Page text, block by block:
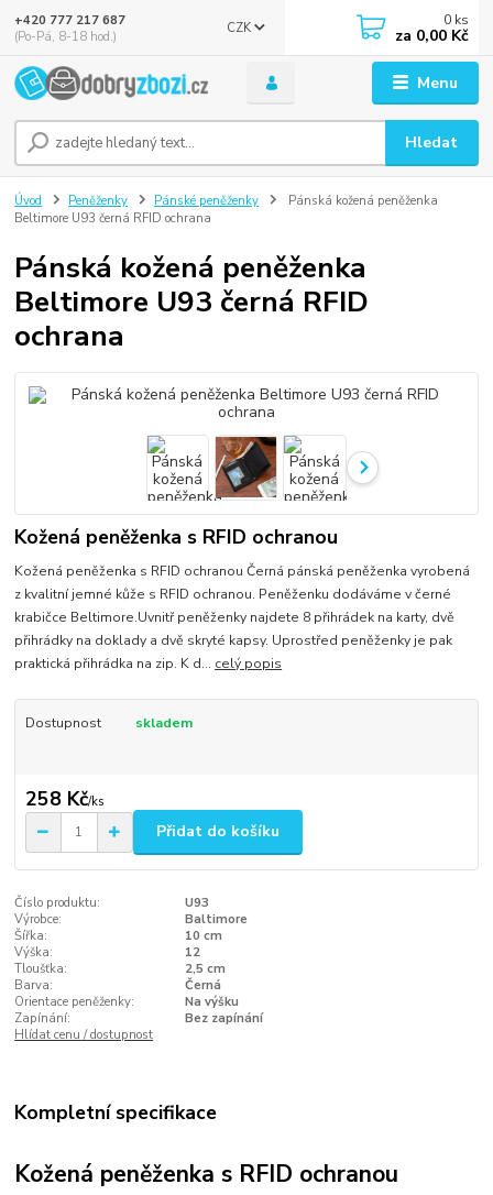
Menu
CZK
Hledat
+420 777 217 687
(Po-Pá, 8-18 hod.)
0 ks
za 0,00 Kč
Úvod Peněženky Pánské peněženky
Pánská kožená peněženka
Beltimore U93 černá RFID ochrana
Pánská kožená peněženka
Beltimore U93 černá RFID
ochrana
Kožená peněženka s RFID ochranou
Kožená peněženka s RFID ochranou Černá pánská peněženka vyrobená
z kvalitní jemné kůže s RFID ochranou. Peněženku dodáváme v černé
krabičce Beltimore.Uvnitř peněženky najdete 8 přihrádek na karty, dvě
přihrádky na doklady a dvě skryté kapsy. Uprostřed peněženky je pak
praktická přihrádka na zip. K d... celý popis
Dostupnost skladem
258 Kč/ks
Přidat do košíku
Číslo produktu:
U93
Výrobce:
Baltimore
Šířka:
10 cm
Výška:
12
Tloušťka:
2,5 cm
Barva:
Černá
Orientace peněženky:
Na výšku
Zapínání:
Bez zapínání
Hlídat cenu / dostupnost
Kompletní specifikace
Kožená peněženka s RFID ochranou